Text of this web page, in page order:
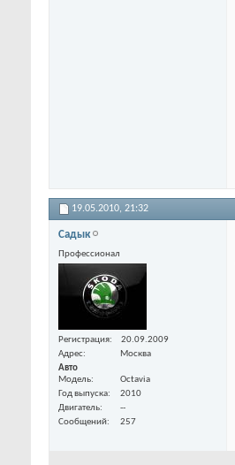
19.05.2010, 21:32
Садык
Профессионал
Регистрация
20.09.2009
Адрес
Москва
Авто
Модель
Octavia
Год выпуска
2010
Двигатель
--
Сообщений
257